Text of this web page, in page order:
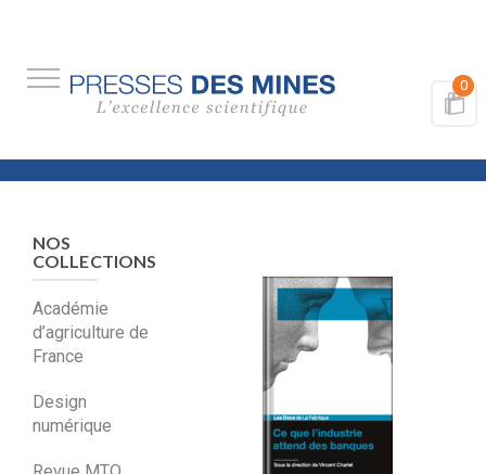
0
NOS
COLLECTIONS
Académie
d’agriculture de
France
Design
numérique